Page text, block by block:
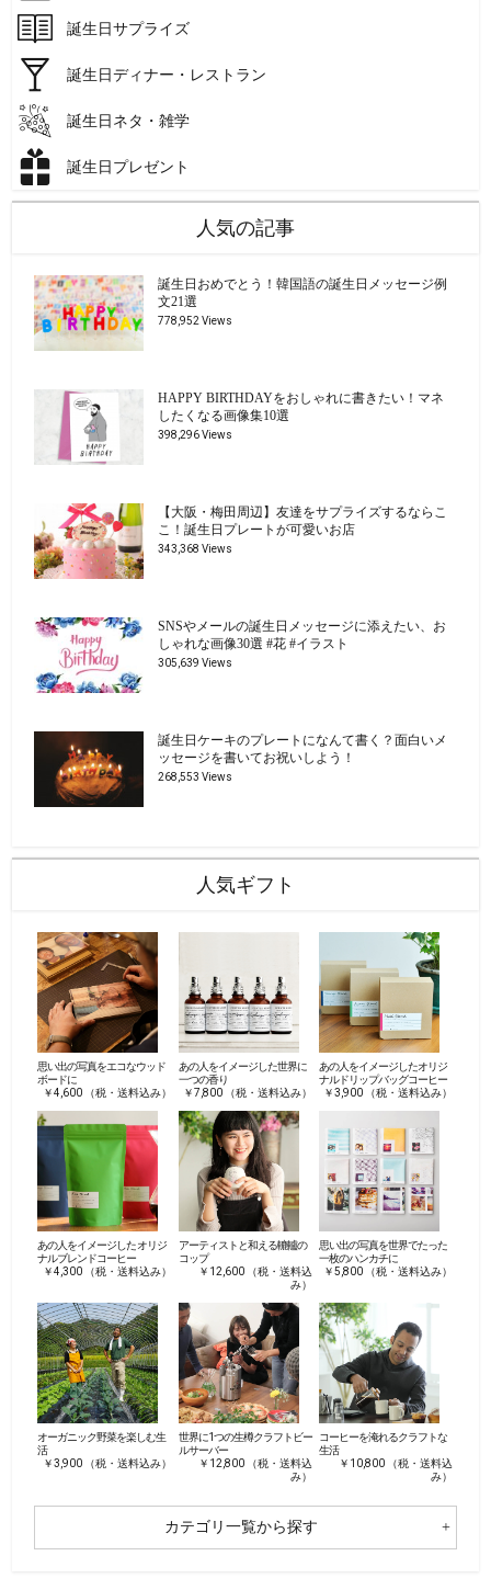
誕生日サプライズ
誕生日ディナー・レストラン
誕生日ネタ・雑学
誕生日プレゼント
人気の記事
誕生日おめでとう！韓国語の誕生日メッセージ例
文21選
778,952 Views
HAPPY BIRTHDAYをおしゃれに書きたい！マネ
したくなる画像集10選
398,296 Views
【大阪・梅田周辺】友達をサプライズするならこ
こ！誕生日プレートが可愛いお店
343,368 Views
SNSやメールの誕生日メッセージに添えたい、お
しゃれな画像30選 #花 #イラスト
305,639 Views
誕生日ケーキのプレートになんて書く？面白いメ
ッセージを書いてお祝いしよう！
268,553 Views
人気ギフト
思い出の写真をエコなウッド
ボードに
￥4,600 （税・送料込み）
あの人をイメージした世界に
一つの香り
￥7,800 （税・送料込み）
あの人をイメージしたオリジ
ナルドリップバッグコーヒー
￥3,900 （税・送料込み）
あの人をイメージした オリジ
ナルブレンドコーヒー
￥4,300 （税・送料込み）
アーティストと和える轆轤の
コップ
￥12,600 （税・送料込
み）
思い出の写真を世界でたった
一枚のハンカチに
￥5,800 （税・送料込み）
オーガニック野菜を楽しむ生
活
￥3,900 （税・送料込み）
世界に1つの生樽クラフトビー
ルサーバー
￥12,800 （税・送料込
み）
コーヒーを淹れるクラフトな
生活
￥10,800 （税・送料込
み）
カテゴリ一覧から探す